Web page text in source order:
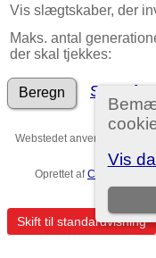
Vis
Vis slægtskaber, der
Maks. antal
der skal tjekkes:
Søg
Webstedet anvender
forfattet
Oprettet afChristian
Skift til standardvisning